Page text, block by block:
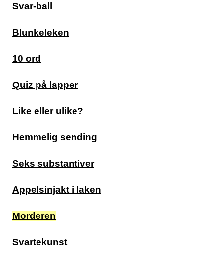
Svar-ball
Blunkeleken
10 ord
Quiz på lapper
Like eller ulike?
Hemmelig sending
Seks substantiver
Appelsinjakt i laken
Morderen
Svartekunst